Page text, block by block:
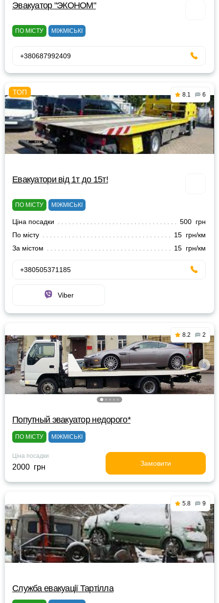
Эвакуатор "ЭКОНОМ"
ПО МІСТУ МІЖМІСЬКІ
+380687992409
8.1 6
Евакуатори від 1т до 15т!
ПО МІСТУ МІЖМІСЬКІ
Ціна посадки
500 грн
По місту
15 грн/км
За містом
15 грн/км
+380505371185
Viber
8.2 2
Попутный эвакуатор недорого*
ПО МІСТУ МІЖМІСЬКІ
Ціна посадки
2000 грн Замовити
5.8 9
Служба евакуації Тартілла